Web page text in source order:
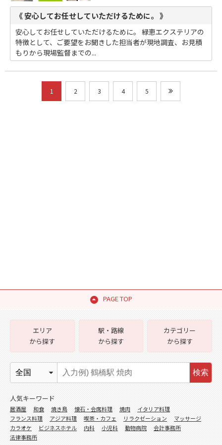
《 安心してお任せしていただけるために。 》
安心してお任せしていただけるために。 緑恵エクステリアの
特徴として、ご要望をお聞きした担当者が現地調査、お見積
もりから現場監督までの...
1 2 3 4 5
PAGE TOP
エリア
から探す
駅・路線
から探す
カテゴリー
から探す
検索
人気キーワード
居酒屋 和食 焼き鳥 懐石・会席料理 焼肉
イタリア料理
フランス料理
アジア料理 喫茶・カフェ リラクゼーション
マッサージ
カラオケ
ビジネスホテル 内科 小児科 動物病院
会計事務所
法律事務所